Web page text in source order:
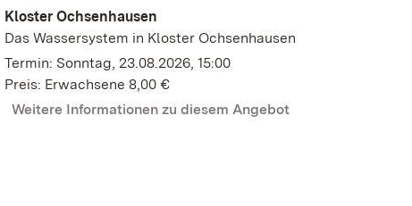
Kloster Ochsenhausen
Das Wassersystem in Kloster Ochsenhausen
Termin: Sonntag, 23.08.2026, 15:00
Preis: Erwachsene 8,00 €
Weitere Informationen zu diesem Angebot